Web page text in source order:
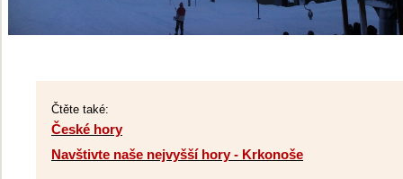
Čtěte také:
České hory
Navštivte naše nejvyšší hory - Krkonoše